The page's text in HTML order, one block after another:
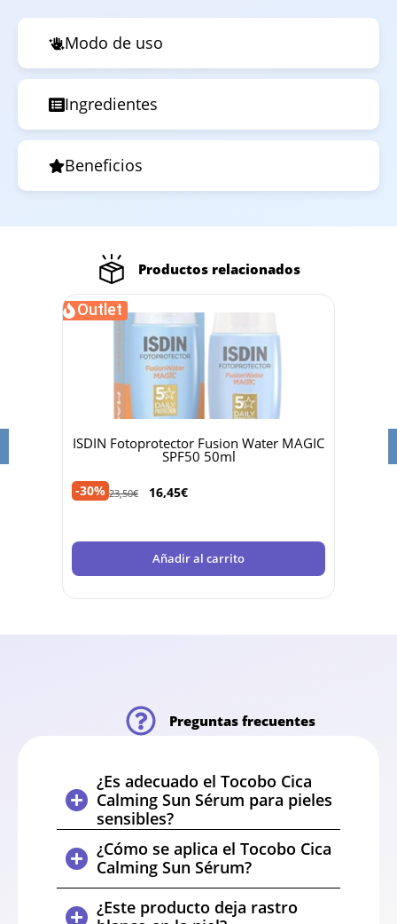
Modo de uso
Ingredientes
Beneficios
Productos relacionados
Outlet
ISDIN Fotoprotector Fusion Water MAGIC
SPF50 50ml
-30% 23,50€ 16,45€
Añadir al carrito
Preguntas frecuentes
¿Es adecuado el Tocobo Cica
Calming Sun Sérum para pieles
sensibles?
¿Cómo se aplica el Tocobo Cica
Calming Sun Sérum?
¿Este producto deja rastro